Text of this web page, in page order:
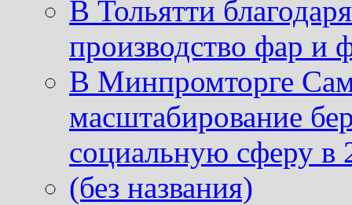
В Тольятти
производство фар и
В Минпромторге
масштабирование
социальную сферу в
(без названия)